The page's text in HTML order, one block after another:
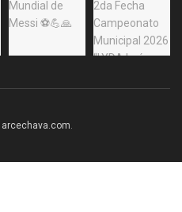
arcechava.com